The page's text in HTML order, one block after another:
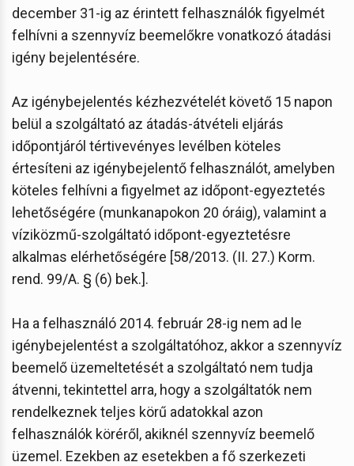
december 31-ig az érintett felhasználók figyelmét
felhívni a szennyvíz beemelőkre vonatkozó átadási
igény bejelentésére.
Az igénybejelentés kézhezvételét követő 15 napon
belül a szolgáltató az átadás-átvételi eljárás
időpontjáról tértivevényes levélben köteles
értesíteni az igénybejelentő felhasználót, amelyben
köteles felhívni a figyelmet az időpont-egyeztetés
lehetőségére (munkanapokon 20 óráig), valamint a
víziközmű-szolgáltató időpont-egyeztetésre
alkalmas elérhetőségére [58/2013. (II. 27.) Korm.
rend. 99/A. § (6) bek.].
Ha a felhasználó 2014. február 28-ig nem ad le
igénybejelentést a szolgáltatóhoz, akkor a szennyvíz
beemelő üzemeltetését a szolgáltató nem tudja
átvenni, tekintettel arra, hogy a szolgáltatók nem
rendelkeznek teljes körű adatokkal azon
felhasználók köréről, akiknél szennyvíz beemelő
üzemel. Ezekben az esetekben a fő szerkezeti